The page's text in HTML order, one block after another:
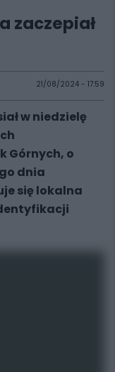
zaczepiał
21/08/2024 - 17:59
w niedzielę
Górnych, o
dnia
się lokalna